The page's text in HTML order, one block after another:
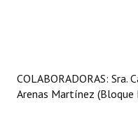
COLABORADORAS: Sra.
Arenas Martínez (Bloque